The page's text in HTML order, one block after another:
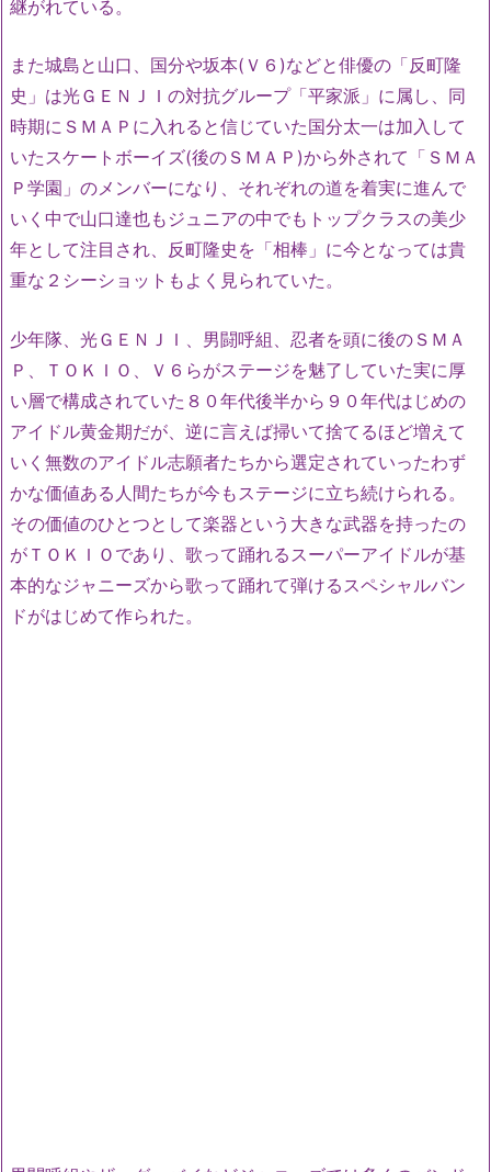
継がれている。
また城島と山口、国分や坂本(Ｖ６)などと俳優の「反町隆
史」は光ＧＥＮＪＩの対抗グループ「平家派」に属し、同
時期にＳＭＡＰに入れると信じていた国分太一は加入して
いたスケートボーイズ(後のＳＭＡＰ)から外されて「ＳＭＡ
Ｐ学園」のメンバーになり、それぞれの道を着実に進んで
いく中で山口達也もジュニアの中でもトップクラスの美少
年として注目され、反町隆史を「相棒」に今となっては貴
重な２シーショットもよく見られていた。
少年隊、光ＧＥＮＪＩ、男闘呼組、忍者を頭に後のＳＭＡ
Ｐ、ＴＯＫＩＯ、Ｖ６らがステージを魅了していた実に厚
い層で構成されていた８０年代後半から９０年代はじめの
アイドル黄金期だが、逆に言えば掃いて捨てるほど増えて
いく無数のアイドル志願者たちから選定されていったわず
かな価値ある人間たちが今もステージに立ち続けられる。
その価値のひとつとして楽器という大きな武器を持ったの
がＴＯＫＩＯであり、歌って踊れるスーパーアイドルが基
本的なジャニーズから歌って踊れて弾けるスペシャルバン
ドがはじめて作られた。